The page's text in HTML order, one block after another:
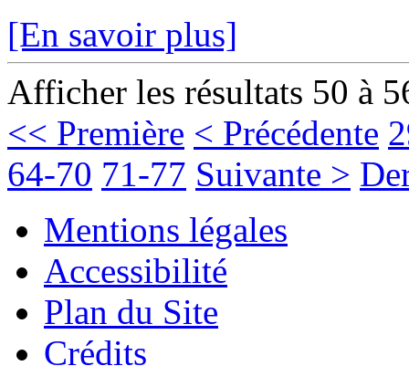
[En savoir plus]
Afficher les résultats 50 à
<< Première < Précédente
64-70 71-77 Suivante >
Mentions légales
Accessibilité
Plan du Site
Crédits